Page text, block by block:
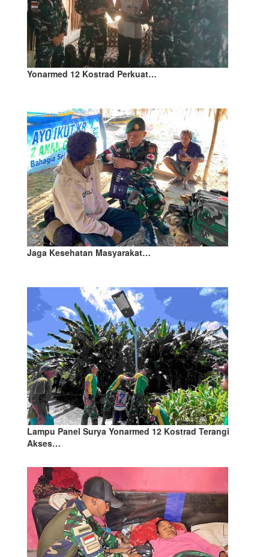
Yonarmed 12 Kostrad Perkuat…
Jaga Kesehatan Masyarakat…
Lampu Panel Surya Yonarmed 12 Kostrad Terangi
Akses…